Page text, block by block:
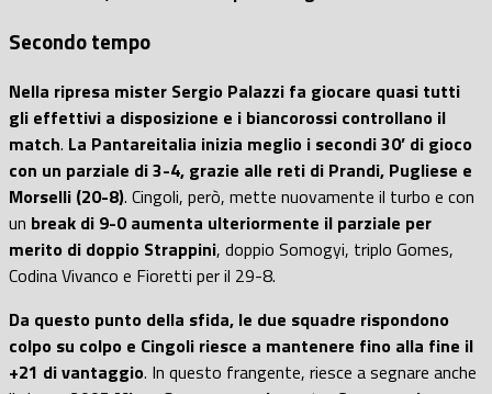
Secondo tempo
Nella ripresa mister Sergio Palazzi fa giocare quasi tutti
gli effettivi a disposizione e i biancorossi controllano il
match. La Pantareitalia inizia meglio i secondi 30’ di gioco
con un parziale di 3-4, grazie alle reti di Prandi, Pugliese e
Morselli (20-8). Cingoli, però, mette nuovamente il turbo e con
un break di 9-0 aumenta ulteriormente il parziale per
merito di doppio Strappini, doppio Somogyi, triplo Gomes,
Codina Vivanco e Fioretti per il 29-8.
Da questo punto della sfida, le due squadre rispondono
colpo su colpo e Cingoli riesce a mantenere fino alla fine il
+21 di vantaggio. In questo frangente, riesce a segnare anche